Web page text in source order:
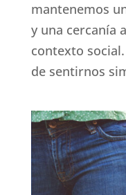
mantenemos
y una cercanía
contexto
de sentirnos